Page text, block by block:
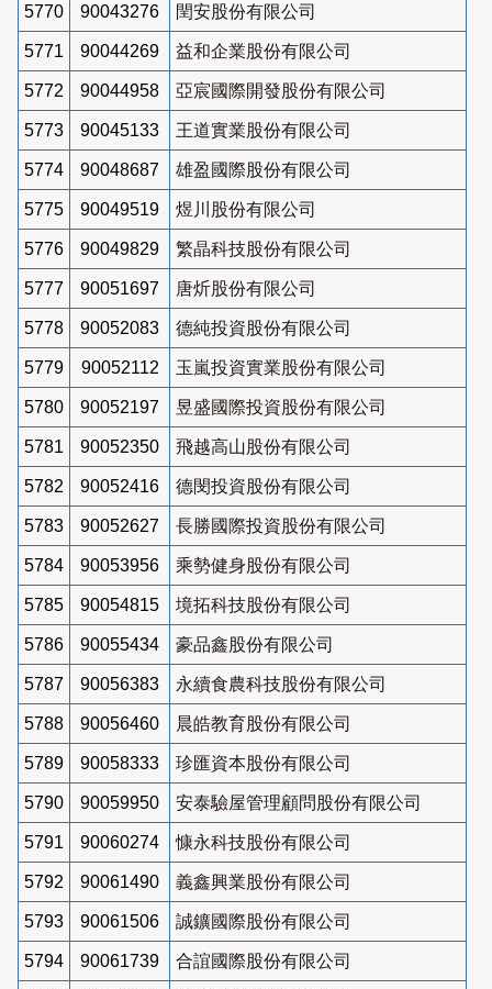
5770 90043276 閏安股份有限公司
5771 90044269 益和企業股份有限公司
5772 90044958 亞宸國際開發股份有限公司
5773 90045133 王道實業股份有限公司
5774 90048687 雄盈國際股份有限公司
5775 90049519 煜川股份有限公司
5776 90049829 繁晶科技股份有限公司
5777 90051697 唐炘股份有限公司
5778 90052083 德純投資股份有限公司
5779 90052112 玉嵐投資實業股份有限公司
5780 90052197 昱盛國際投資股份有限公司
5781 90052350 飛越高山股份有限公司
5782 90052416 德閔投資股份有限公司
5783 90052627 長勝國際投資股份有限公司
5784 90053956 乘勢健身股份有限公司
5785 90054815 境拓科技股份有限公司
5786 90055434 豪品鑫股份有限公司
5787 90056383 永續食農科技股份有限公司
5788 90056460 晨皓教育股份有限公司
5789 90058333 珍匯資本股份有限公司
5790 90059950 安泰驗屋管理顧問股份有限公司
5791 90060274 慷永科技股份有限公司
5792 90061490 義鑫興業股份有限公司
5793 90061506 誠鑛國際股份有限公司
5794 90061739 合誼國際股份有限公司